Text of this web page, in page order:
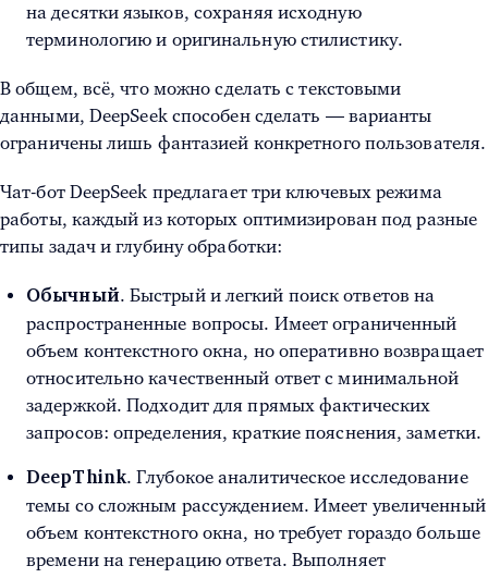
на десятки языков, сохраняя исходную
терминологию и оригинальную стилистику.
В общем, всё, что можно сделать с текстовыми
данными, DeepSeek способен сделать — варианты
ограничены лишь фантазией конкретного пользователя.
Чат-бот DeepSeek предлагает три ключевых режима
работы, каждый из которых оптимизирован под разные
типы задач и глубину обработки:
Обычный. Быстрый и легкий поиск ответов на
распространенные вопросы. Имеет ограниченный
объем контекстного окна, но оперативно возвращает
относительно качественный ответ с минимальной
задержкой. Подходит для прямых фактических
запросов: определения, краткие пояснения, заметки.
DeepThink. Глубокое аналитическое исследование
темы со сложным рассуждением. Имеет увеличенный
объем контекстного окна, но требует гораздо больше
времени на генерацию ответа. Выполняет